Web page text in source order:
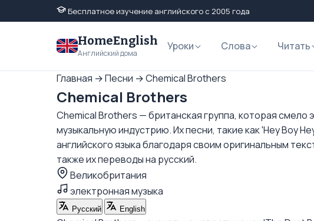
Бесплатное изучение английского с 2005 года
HomeEnglish
Английский дома
Уроки Слова Читать
Главная →Песни →Chemical Brothers
Chemical Brothers
Chemical Brothers — британская группа, которая
музыкальную индустрию. Их песни, такие как 'Hey Boy
английского языка благодаря своим оригинальным
также их переводы на русский.
Великобритания
электронная музыка
Русский English